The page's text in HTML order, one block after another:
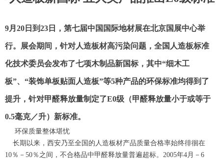
9月20日到23日，第七届中国国际地材展在北京国展中心举
行。展会期间，针对人造板材高污染问题，全国人造板标准
化技术委员会发布了七项木制品新国标，其中“细木工
板”、“装饰单板贴面人造板”等5种产品的环保标准均得到了
提升，针对甲醛释放量制定了E0级（甲醛释放量小于或等于
0.5毫克／升）新标准。
环保质量整体堪忧
长期以来，西安乃至全国的人造板材产品质量合格率始终徘徊在
10％－50％之间，不合格品中甲醛释放量普遍超标。2005年4月－6